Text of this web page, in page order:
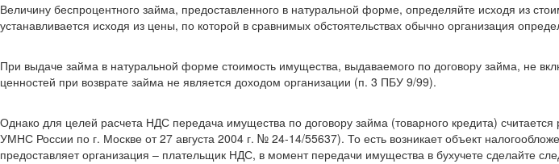
Величину беспроцентного займа, предоставленного в натуральной форме, определяйте исходя из
устанавливается исходя из цены, по которой в сравнимых обстоятельствах обычно организация
При выдаче займа в натуральной форме стоимость имущества, выдаваемого по договору займа, не
ценностей при возврате займа не является доходом организации (п. 3 ПБУ 9/99).
Однако для целей расчета НДС передача имущества по договору займа (товарного кредита)
УМНС России по г. Москве от 27 августа 2004 г. № 24-14/55637). То есть возникает объект
предоставляет организация – плательщик НДС, в момент передачи имущества в бухучете сделайте